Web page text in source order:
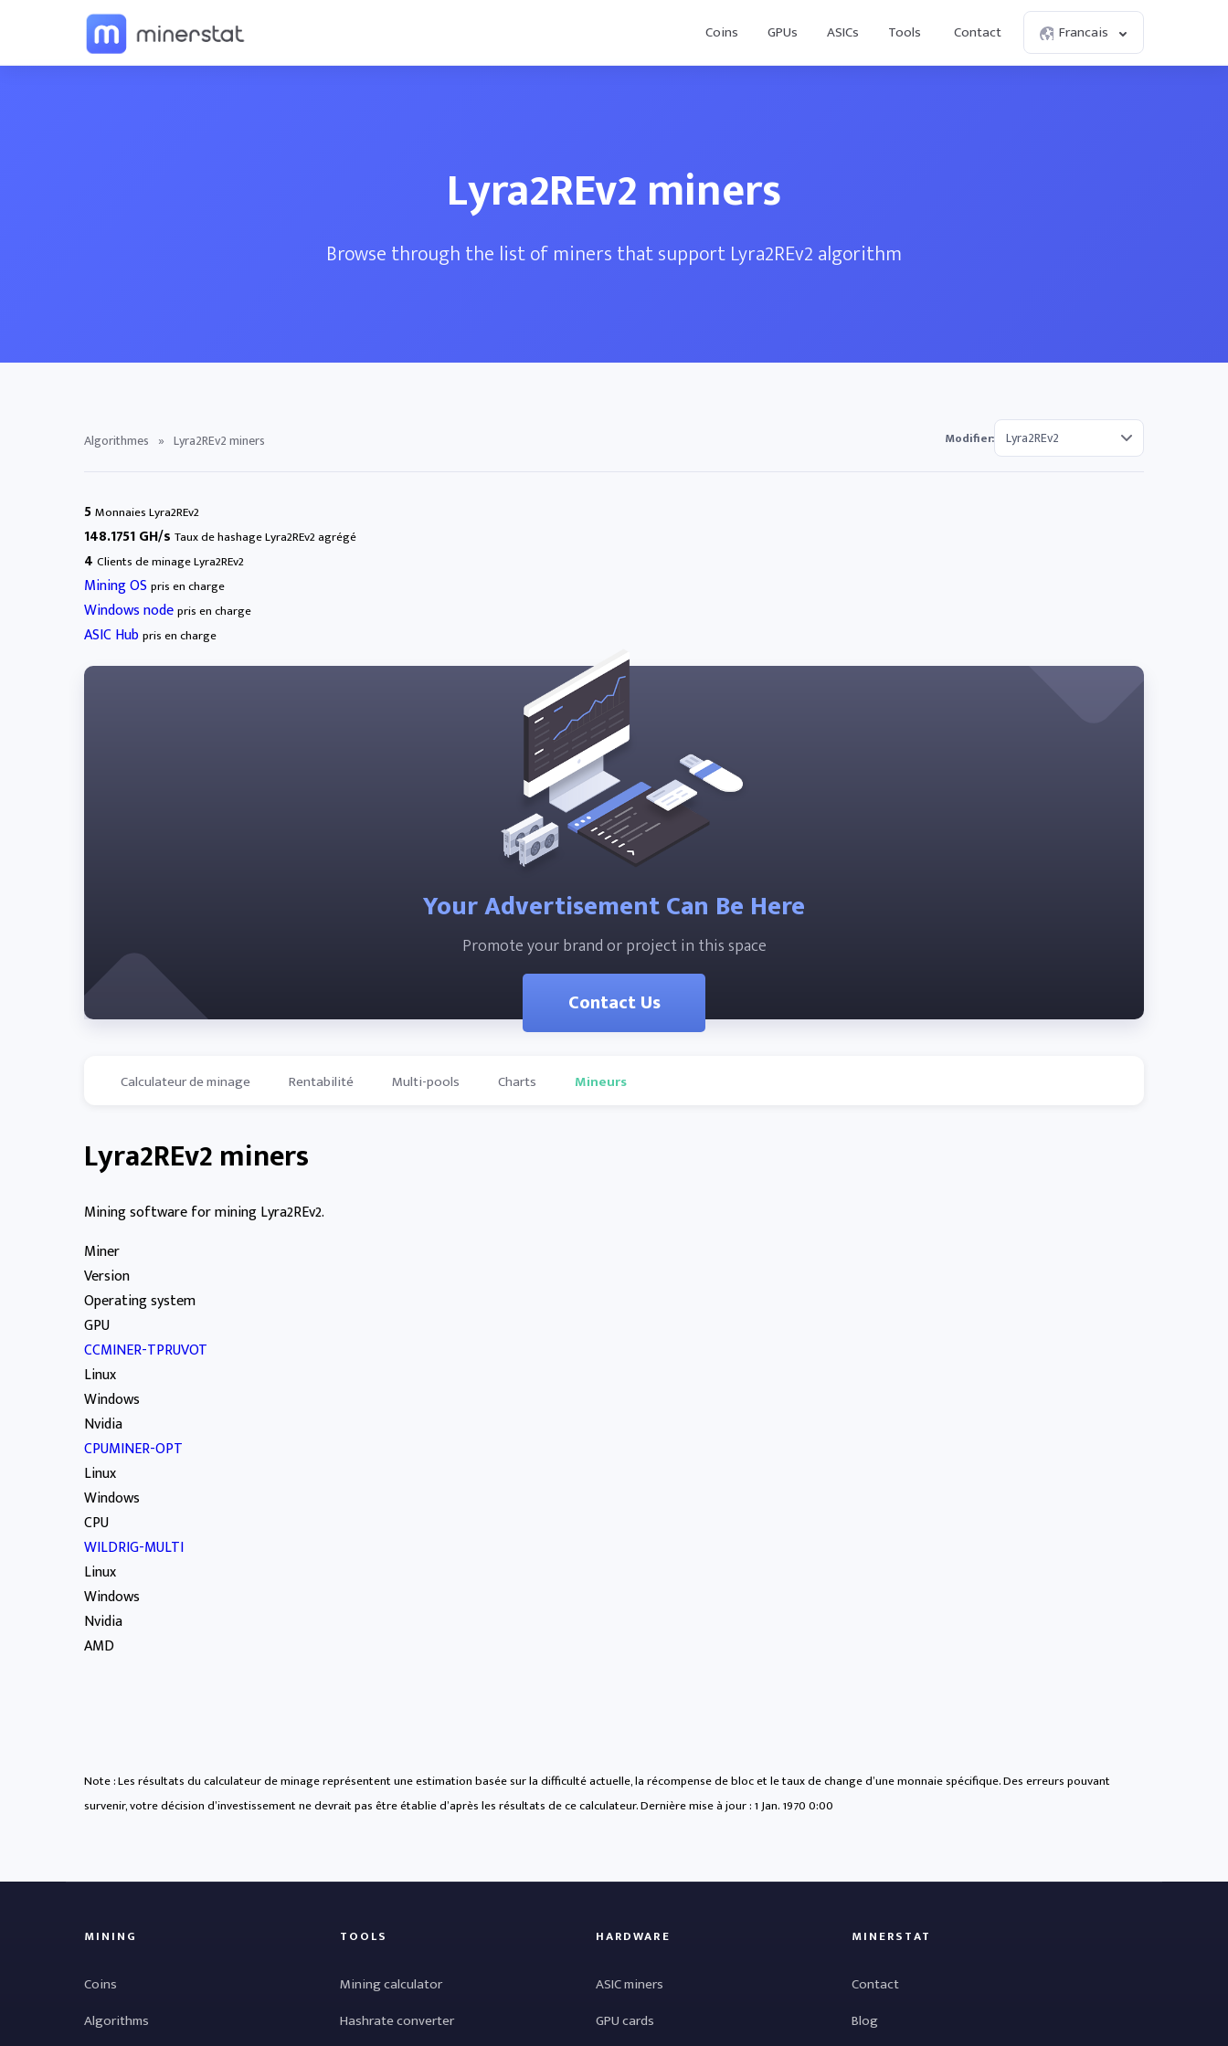
Coins GPUs ASICs Tools Contact Francais
Lyra2REv2 miners
Browse through the list of miners that support Lyra2REv2 algorithm
Algorithmes » Lyra2REv2 miners Modifier:
5Monnaies Lyra2REv2
148.1751 GH/s Taux de hashage Lyra2REv2 agrégé
4 Clients de minage Lyra2REv2
Mining OS pris en charge
Windows nodepris en charge
ASIC Hub pris en charge
Your Advertisement Can Be Here
Promote your brand or project in this space
Contact Us
Calculateur de minage Rentabilité Multi-pools Charts Mineurs
Lyra2REv2 miners
Mining software for mining Lyra2REv2.
Miner
Version
Operating system
GPU
CCMINER-TPRUVOT
Linux
Windows
Nvidia
CPUMINER-OPT
Linux
Windows
CPU
WILDRIG-MULTI
Linux
Windows
Nvidia
AMD
Note : Les résultats du calculateur de minage représentent une estimation basée sur la difficulté actuelle, la récompense de bloc et le taux de change d’une monnaie spécifique. Des erreurs pouvant
survenir, votre décision d’investissement ne devrait pas être établie d’après les résultats de ce calculateur. Dernière mise à jour :1 Jan. 1970 0:00
MINING
Coins
Algorithms
TOOLS
Mining calculator
Hashrate converter
HARDWARE
ASIC miners
GPU cards
MINERSTAT
Contact
Blog